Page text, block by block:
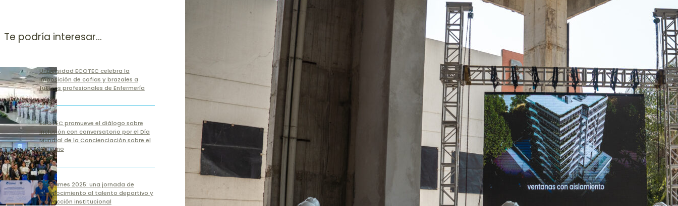
Te podría interesar...
Universidad ECOTEC celebra la
imposición de cofias y brazales a
futuros profesionales de Enfermería
ECOTEC promueve el diálogo sobre
inclusión con conversatorio por el Día
Mundial de la Concienciación sobre el
Autismo
Ecogames 2025: una jornada de
reconocimiento al talento deportivo y
proyección institucional